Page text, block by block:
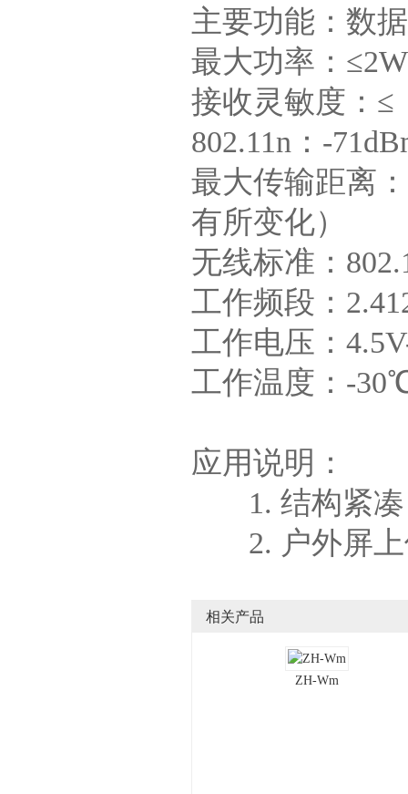
主要功能：数
最大功率：≤2W
接收灵敏度：≤
802.11n：-
最大传输距离
有所变化）
无线标准：
工作频段：
工作电压：
工作温度：-
应用说明：
1. 结构紧凑
2. 户外屏上
相关产品
ZH-Wm